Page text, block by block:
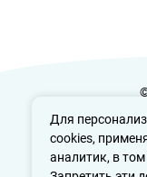
Для
cookies,
аналитик, в